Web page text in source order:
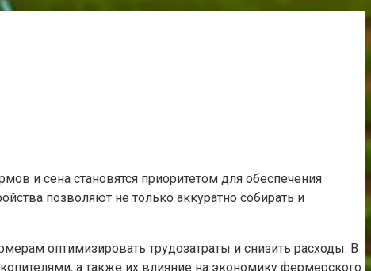
и сена становятся приоритетом для обеспечения
позволяют не только аккуратно собирать и
оптимизировать трудозатраты и снизить расходы. В
а также их влияние на экономику фермерского